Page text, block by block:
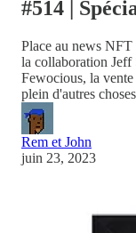
#514 |
Place au news
la collaboration
Fewocious, la
plein d'autres
Rem et John
juin 23, 2023